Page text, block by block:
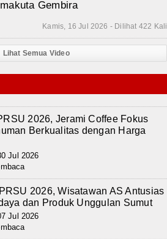
Gembira
Kamis, 16 Jul 2026 - Dilihat 422 Kali
Lihat Semua Video
2026, Jerami Coffee Fokus
Berkualitas dengan Harga
Jul 2026
2026, Wisatawan AS Antusias
dan Produk Unggulan Sumut
Jul 2026